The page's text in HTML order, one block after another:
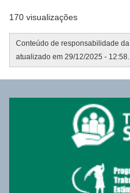
170 visualizações
Conteúdo de responsabilidade da
atualizado em 29/12/2025 - 12:58.